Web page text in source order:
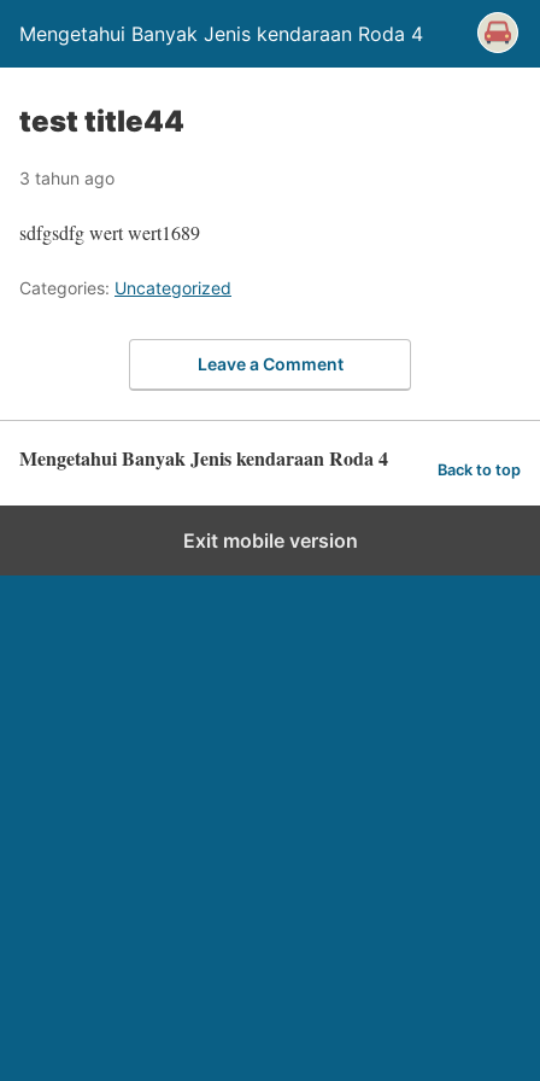
Mengetahui Banyak Jenis kendaraan Roda 4
test title44
3 tahun ago
sdfgsdfg wert wert1689
Categories: Uncategorized
Leave a Comment
Mengetahui Banyak Jenis kendaraan Roda 4 Back to top
Exit mobile version